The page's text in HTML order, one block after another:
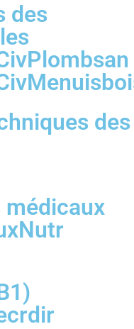
des
des
médicaux